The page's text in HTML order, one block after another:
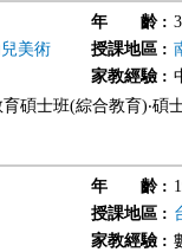
年 齡:
美術 授課地區:
家教經驗:
碩士班(綜合教育)‧碩
年 齡:
授課地區:
家教經驗: